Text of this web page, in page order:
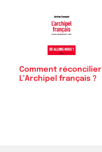
Comment réconcilier
L’Archipel français ?